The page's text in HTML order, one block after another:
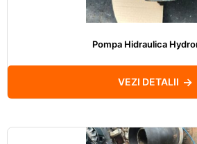
Pompa Hidraulica
VEZI DETALII